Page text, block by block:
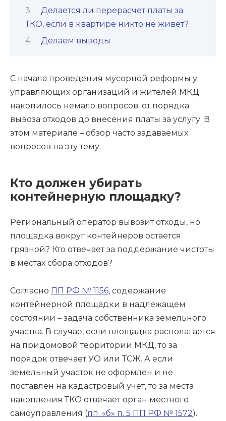
Делается ли перерасчет платы за
ТКО, если в квартире никто не живёт?
Делаем выводы
С начала проведения мусорной реформы у
управляющих организаций и жителей МКД
накопилось немало вопросов: от порядка
вывоза отходов до внесения платы за услугу. В
этом материале – обзор часто задаваемых
вопросов на эту тему.
Кто должен убирать
контейнерную площадку?
Региональный оператор вывозит отходы, но
площадка вокруг контейнеров остается
грязной? Кто отвечает за поддержание чистоты
в местах сбора отходов?
Согласно ПП РФ № 1156, содержание
контейнерной площадки в надлежащем
состоянии – задача собственника земельного
участка. В случае, если площадка располагается
на придомовой территории МКД, то за
порядок отвечает УО или ТСЖ. А если
земельный участок не оформлен и не
поставлен на кадастровый учёт, то за места
накопления ТКО отвечает орган местного
самоуправления (пп. «б» п. 5 ПП РФ № 1572).